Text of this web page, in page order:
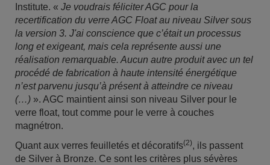
Institute. « Je voudrais féliciter AGC pour la
recertification du verre AGC Float au niveau Silver sous
la version 3. J'ai conscience que c’était un processus
long et exigeant, mais cela représente aussi une
réalisation remarquable. Aucun autre produit avec un tel
procédé de fabrication à haute intensité énergétique
n’est parvenu jusqu’à présent à atteindre ce niveau
(…) ». AGC maintient ainsi son niveau Silver pour le
verre float, tout comme pour le verre à couches
magnétron.
Quant aux verres feuilletés et décoratifs(2), ils passent
de Silver à Bronze. Ce sont les critères plus sévères